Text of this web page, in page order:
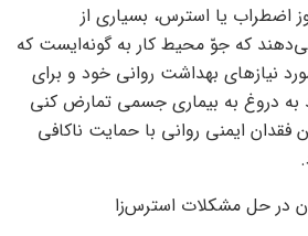
اضطراب یا استرس، بسیاری از
که جوّ محیط کار به گونه‌ایست که
نیازهای بهداشت روانی خود و برای
به دروغ به بیماری جسمی تمارض کنی
ایمنی روانی با حمایت ناکافی
در حل مشکلات استرس‌زا